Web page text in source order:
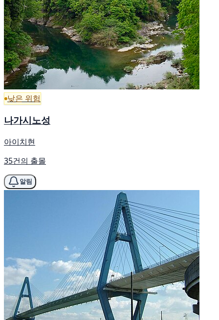
낮은 위험
나가시노성
아이치현
35건의 출몰
알림